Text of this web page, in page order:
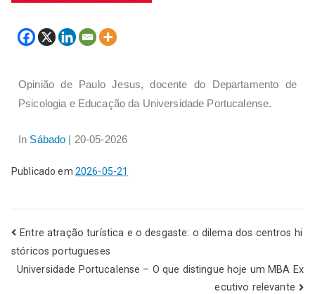
Opinião de Paulo Jesus, docente do Departamento de
Psicologia e Educação da Universidade Portucalense.
In Sábado | 20-05-2026
Publicado em 2026-05-21
Entre atração turística e o desgaste: o dilema dos centros hi
stóricos portugueses
Universidade Portucalense – O que distingue hoje um MBA Ex
ecutivo relevante